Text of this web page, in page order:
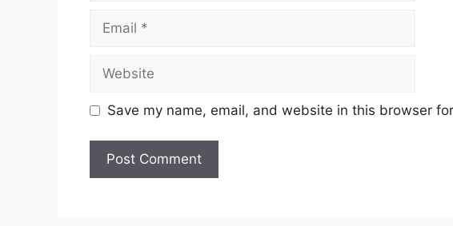
Save my name, email, and website in this browser